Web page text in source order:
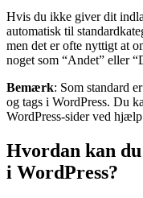
Hvis du ikke giver dit
automatisk til
men det er ofte nyttigt at
noget som “Andet” eller
Bemærk: Som standard
og tags i WordPress. Du
WordPress-sider ved
Hvordan kan
i WordPress?